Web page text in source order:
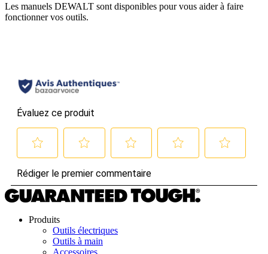
Les manuels DEWALT sont disponibles pour vous aider à faire
fonctionner vos outils.
Produits
Outils électriques
Outils à main